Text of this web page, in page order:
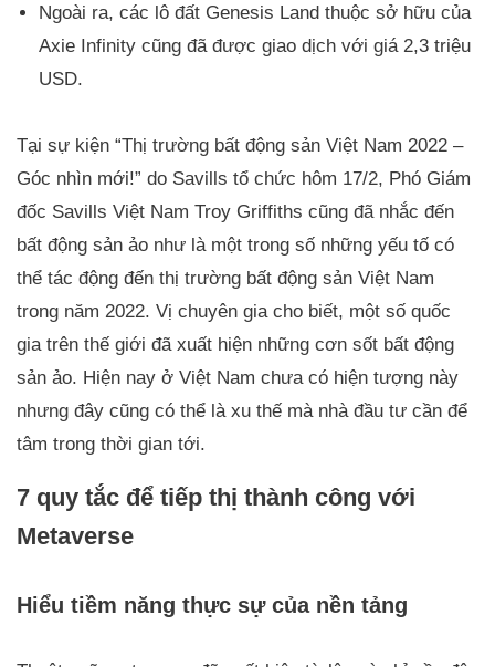
Ngoài ra, các lô đất Genesis Land thuộc sở hữu của
Axie Infinity cũng đã được giao dịch với giá 2,3 triệu
USD.
Tại sự kiện “Thị trường bất động sản Việt Nam 2022 –
Góc nhìn mới!” do Savills tổ chức hôm 17/2, Phó Giám
đốc Savills Việt Nam Troy Griffiths cũng đã nhắc đến
bất động sản ảo như là một trong số những yếu tố có
thể tác động đến thị trường bất động sản Việt Nam
trong năm 2022. Vị chuyên gia cho biết, một số quốc
gia trên thế giới đã xuất hiện những cơn sốt bất động
sản ảo. Hiện nay ở Việt Nam chưa có hiện tượng này
nhưng đây cũng có thể là xu thế mà nhà đầu tư cần để
tâm trong thời gian tới.
7 quy tắc để tiếp thị thành công với
Metaverse
Hiểu tiềm năng thực sự của nền tảng